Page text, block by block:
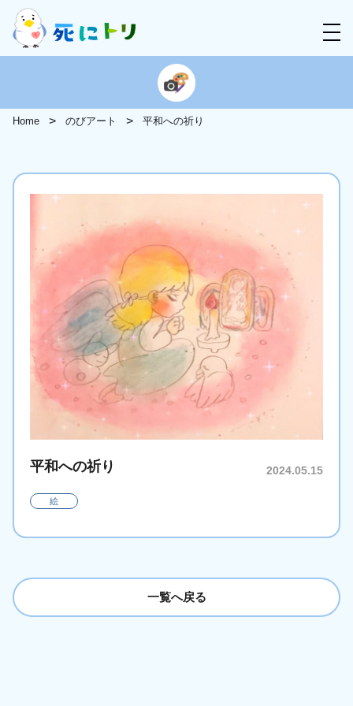
Home のびアート 平和への祈り
平和への祈り 2024.05.15
絵
一覧へ戻る